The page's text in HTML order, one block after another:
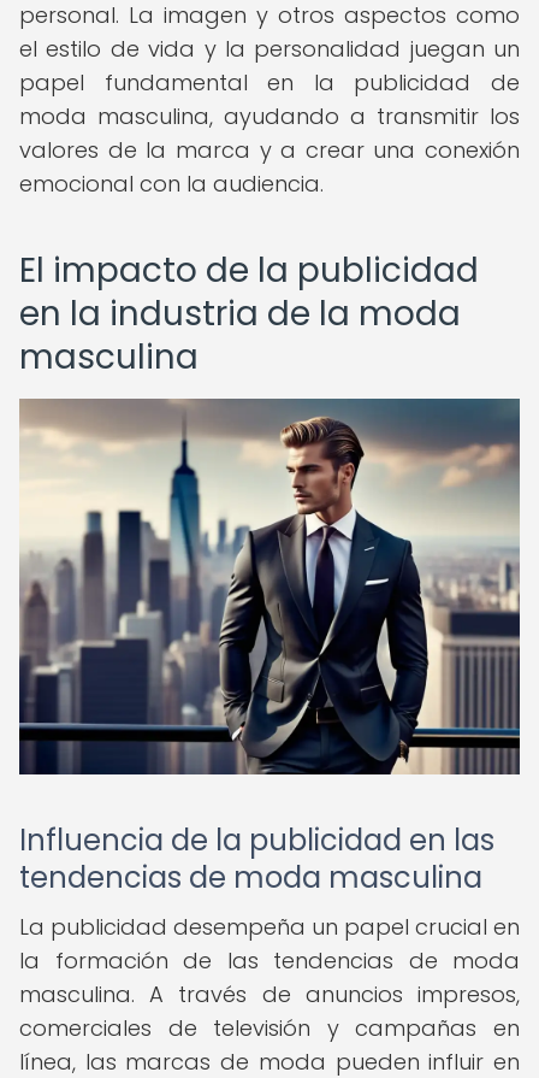
personal. La imagen y otros aspectos como
el estilo de vida y la personalidad juegan un
papel fundamental en la publicidad de
moda masculina, ayudando a transmitir los
valores de la marca y a crear una conexión
emocional con la audiencia.
El impacto de la publicidad
en la industria de la moda
masculina
Influencia de la publicidad en las
tendencias de moda masculina
La publicidad desempeña un papel crucial en
la formación de las tendencias de moda
masculina. A través de anuncios impresos,
comerciales de televisión y campañas en
línea, las marcas de moda pueden influir en